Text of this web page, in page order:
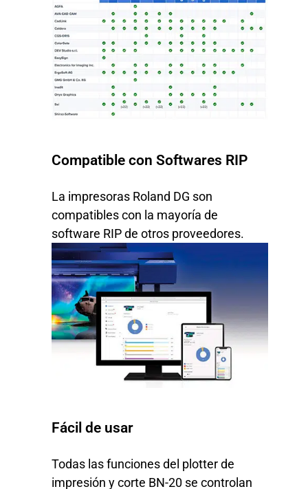
Compatible con Softwares RIP
La impresoras Roland DG son
compatibles con la mayoría de
software RIP de otros proveedores.
Fácil de usar
Todas las funciones del plotter de
impresión y corte BN-20 se controlan